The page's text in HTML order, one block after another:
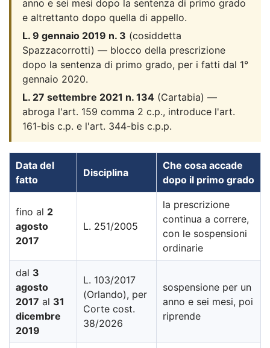
anno e sei mesi dopo la sentenza di primo grado
e altrettanto dopo quella di appello.
L. 9 gennaio 2019 n. 3 (cosiddetta
Spazzacorrotti) — blocco della prescrizione
dopo la sentenza di primo grado, per i fatti dal 1°
gennaio 2020.
L. 27 settembre 2021 n. 134 (Cartabia) —
abroga l'art. 159 comma 2 c.p., introduce l'art.
161-bis c.p. e l'art. 344-bis c.p.p.
Data del
fatto
Disciplina
Che cosa accade
dopo il primo grado
fino al 2
agosto
2017
L. 251/2005
la prescrizione
continua a correre,
con le sospensioni
ordinarie
dal 3
agosto
2017 al 31
dicembre
2019
L. 103/2017
(Orlando), per
Corte cost.
38/2026
sospensione per un
anno e sei mesi, poi
riprende